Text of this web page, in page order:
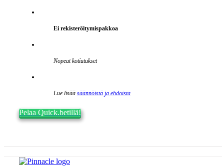
Ei rekisteröitymispakkoa
Nopeat kotiutukset
Lue lisää säännöistä ja ehdoista
Pelaa Quick.betillä!